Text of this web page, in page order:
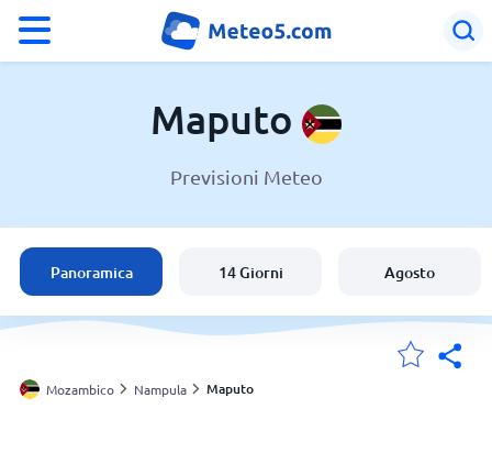
Mozambico
Italia
Svizzera
Maputo
Previsioni Meteo
Panoramica 14 Giorni Agosto
Mozambico Nampula Maputo